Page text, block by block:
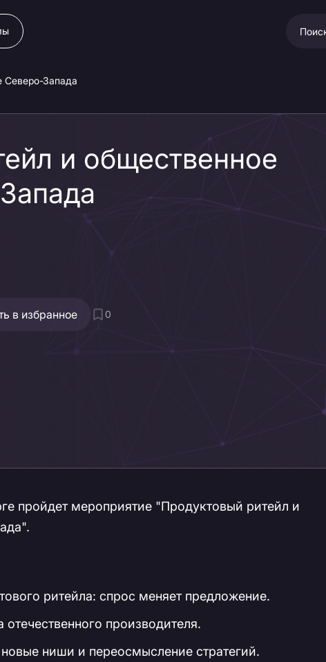
Северо-Запада
и общественное
в избранное 0
пройдет мероприятие "Продуктовый ритейл и
ритейла: спрос меняет предложение.
производителя.
ниши и переосмысление стратегий.